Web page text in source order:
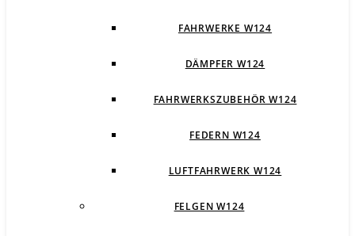
FAHRWERKE W124
DÄMPFER W124
FAHRWERKSZUBEHÖR W124
FEDERN W124
LUFTFAHRWERK W124
FELGEN W124